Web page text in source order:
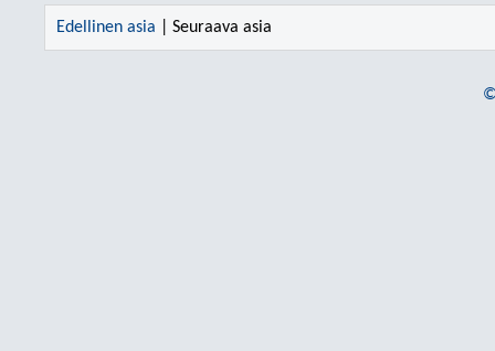
Edellinen asia | Seuraava asia